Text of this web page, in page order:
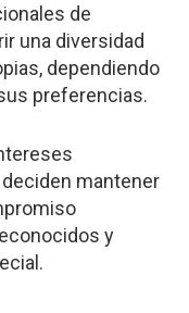
de
una diversidad
dependiendo
preferencias.
mantener
y